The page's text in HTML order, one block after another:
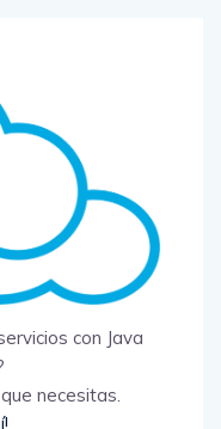
con Java
necesitas.